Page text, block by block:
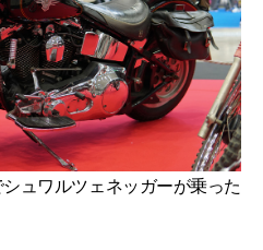
シュワルツェネッガーが乗った